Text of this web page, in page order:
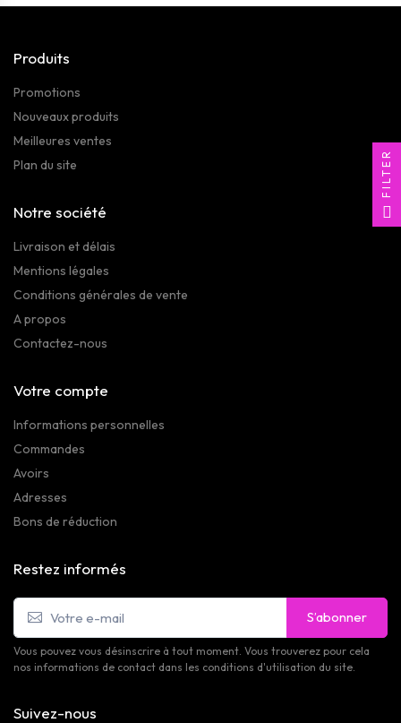
Produits
Promotions
Nouveaux produits
Meilleures ventes
Plan du site
Notre société
Livraison et délais
Mentions légales
Conditions générales de vente
A propos
Contactez-nous
Votre compte
Informations personnelles
Commandes
Avoirs
Adresses
Bons de réduction
Restez informés
S’abonner
Vous pouvez vous désinscrire à tout moment. Vous trouverez pour cela
nos informations de contact dans les conditions d'utilisation du site.
Suivez-nous
FILTER